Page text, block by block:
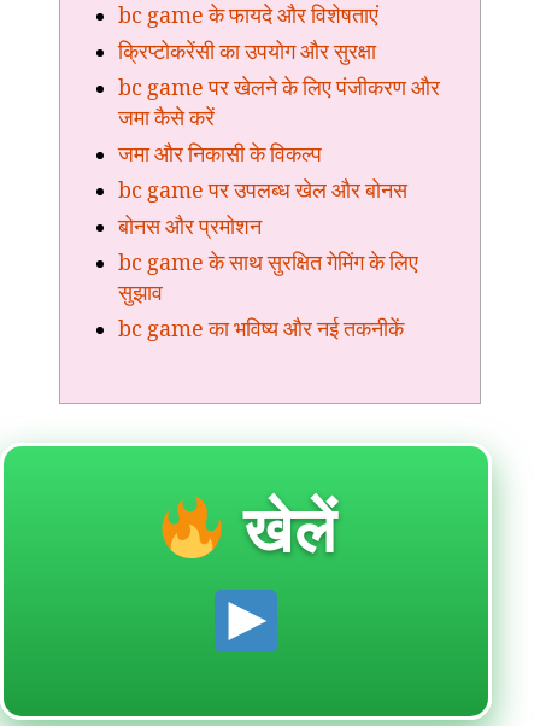
bc game के फायदे और विशेषताएं
क्रिप्टोकरेंसी का उपयोग और सुरक्षा
bc game पर खेलने के लिए पंजीकरण और
जमा कैसे करें
जमा और निकासी के विकल्प
bc game पर उपलब्ध खेल और बोनस
बोनस और प्रमोशन
bc game के साथ सुरक्षित गेमिंग के लिए
सुझाव
bc game का भविष्य और नई तकनीकें
खेलें